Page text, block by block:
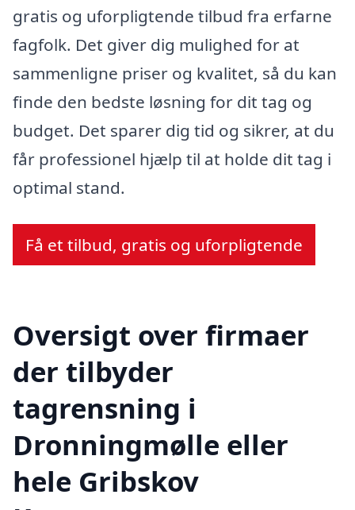
gratis og uforpligtende tilbud fra erfarne
fagfolk. Det giver dig mulighed for at
sammenligne priser og kvalitet, så du kan
finde den bedste løsning for dit tag og
budget. Det sparer dig tid og sikrer, at du
får professionel hjælp til at holde dit tag i
optimal stand.
Få et tilbud, gratis og uforpligtende
Oversigt over firmaer
der tilbyder
tagrensning i
Dronningmølle eller
hele Gribskov